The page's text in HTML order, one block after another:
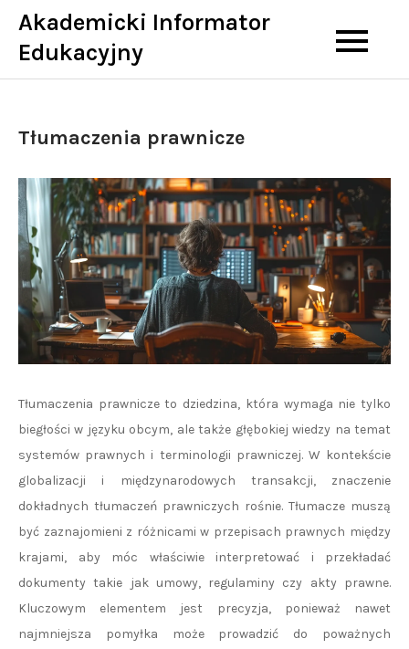
Skip
content
Akademicki Informator
Edukacyjny
Tłumaczenia prawnicze
Tłumaczenia prawnicze to dziedzina, która wymaga nie tylko
biegłości w języku obcym, ale także głębokiej wiedzy na temat
systemów prawnych i terminologii prawniczej. W kontekście
globalizacji i międzynarodowych transakcji, znaczenie
dokładnych tłumaczeń prawniczych rośnie. Tłumacze muszą
być zaznajomieni z różnicami w przepisach prawnych między
krajami, aby móc właściwie interpretować i przekładać
dokumenty takie jak umowy, regulaminy czy akty prawne.
Kluczowym elementem jest precyzja, ponieważ nawet
najmniejsza pomyłka może prowadzić do poważnych